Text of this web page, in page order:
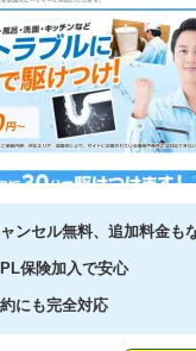
ンセル無料、追加料金も
保険加入で安心
にも完全対応